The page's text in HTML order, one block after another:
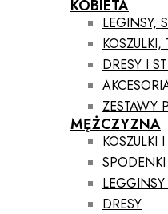
KOBIETA
LEGINSY,
DRESY I
ZESTAWY
MĘŻCZYZNA
KOSZULKI
SPODENKI
DRESY